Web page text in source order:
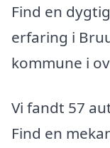
Find en
erfaring i
kommune i
Vi fandt 57
Find en